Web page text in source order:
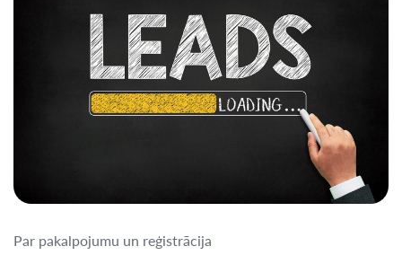
Par pakalpojumu un reģistrācija